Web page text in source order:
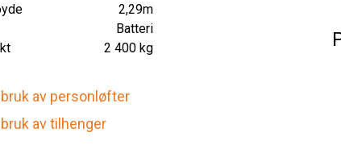
2,29m
Batteri
2 400 kg
av personløfter
av tilhenger